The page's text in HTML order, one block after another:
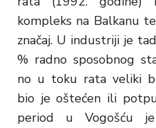
kompleks na Balkanu
značaj. U industriji je
% radno sposobnog
no u toku rata veliki
bio je oštećen ili
period u Vogošću